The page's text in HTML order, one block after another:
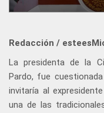
Redacción /
La presidenta de la
Pardo, fue
invitaría al
una de las